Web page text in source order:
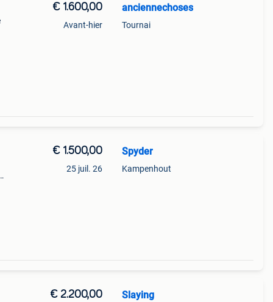
€ 1.600,00
Avant-hier
anciennechoses
Tournai
€ 1.500,00
25 juil. 26
Spyder
Kampenhout
€ 2.200,00 Slaying